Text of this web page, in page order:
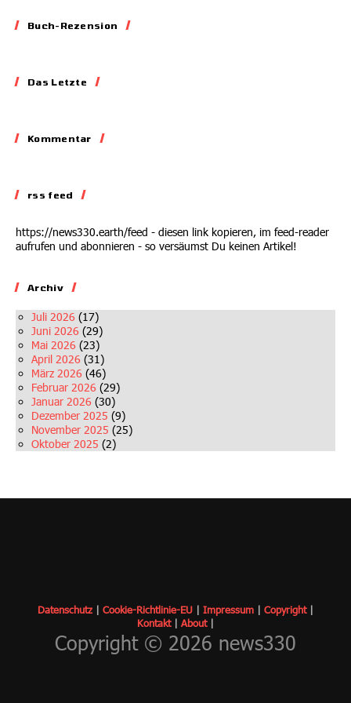
Buch-Rezension
Das Letzte
Kommentar
rss feed
https://news330.earth/feed - diesen link kopieren, im feed-reader
aufrufen und abonnieren - so versäumst Du keinen Artikel!
Archiv
Juli 2026 (17)
Juni 2026 (29)
Mai 2026 (23)
April 2026 (31)
März 2026 (46)
Februar 2026 (29)
Januar 2026 (30)
Dezember 2025 (9)
November 2025 (25)
Oktober 2025 (2)
Datenschutz | Cookie-Richtlinie-EU | Impressum | Copyright|
Kontakt| About|
Copyright © 2026 news330